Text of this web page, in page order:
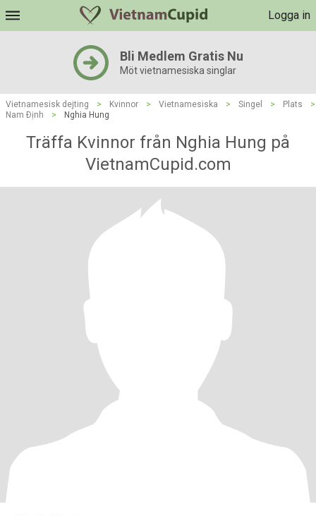
Logga in
Bli Medlem Gratis Nu
Möt vietnamesiska singlar
Vietnamesisk dejting > Kvinnor > Vietnamesiska > Singel > Plats
>
Nam Ðịnh
> Nghia Hung
Träffa Kvinnor från Nghia Hung på
VietnamCupid.com